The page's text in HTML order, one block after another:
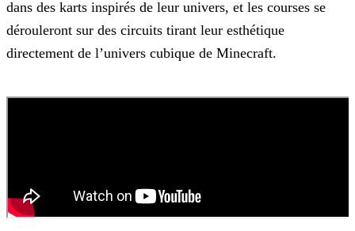
dans des karts inspirés de leur univers, et les courses se
dérouleront sur des circuits tirant leur esthétique
directement de l’univers cubique de Minecraft.